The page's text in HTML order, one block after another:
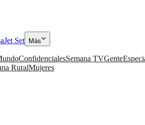
Jet Set Más
ConfidencialesSemana TVGente
RuralMujeres